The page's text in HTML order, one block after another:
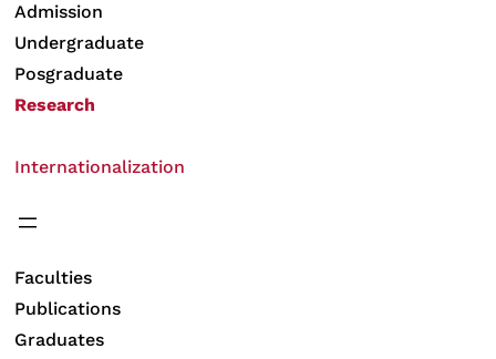
Admission
Undergraduate
Posgraduate
Research
Internationalization
Faculties
Publications
Graduates